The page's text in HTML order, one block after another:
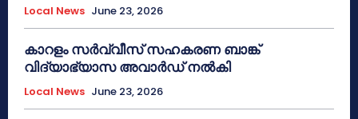
Local News June 23, 2026
കാറളം സർവ്വീസ് സഹകരണ ബാങ്ക്
വിദ്യാഭ്യാസ അവാർഡ് നൽകി
Local News June 23, 2026